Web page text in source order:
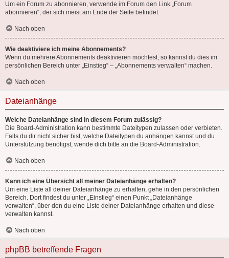
Um ein Forum zu abonnieren, verwende im Forum den Link „Forum
abonnieren“, der sich meist am Ende der Seite befindet.
Nach oben
Wie deaktiviere ich meine Abonnements?
Wenn du mehrere Abonnements deaktivieren möchtest, so kannst du dies im
persönlichen Bereich unter „Einstieg“ – „Abonnements verwalten“ machen.
Nach oben
Dateianhänge
Welche Dateianhänge sind in diesem Forum zulässig?
Die Board-Administration kann bestimmte Dateitypen zulassen oder verbieten.
Falls du dir nicht sicher bist, welche Dateitypen du anhängen kannst und du
Unterstützung benötigst, wende dich bitte an die Board-Administration.
Nach oben
Kann ich eine Übersicht all meiner Dateianhänge erhalten?
Um eine Liste all deiner Dateianhänge zu erhalten, gehe in den persönlichen
Bereich. Dort findest du unter „Einstieg“ einen Punkt „Dateianhänge
verwalten“, über den du eine Liste deiner Dateianhänge erhalten und diese
verwalten kannst.
Nach oben
phpBB betreffende Fragen